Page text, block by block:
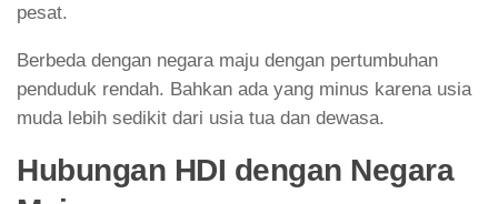
pesat.
Berbeda dengan negara maju dengan pertumbuhan
penduduk rendah. Bahkan ada yang minus karena usia
muda lebih sedikit dari usia tua dan dewasa.
Hubungan HDI dengan Negara